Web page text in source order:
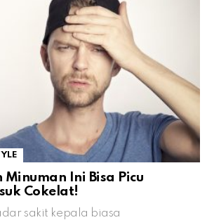
Ini Bisa Picu
Cokelat!
sakit kepala biasa